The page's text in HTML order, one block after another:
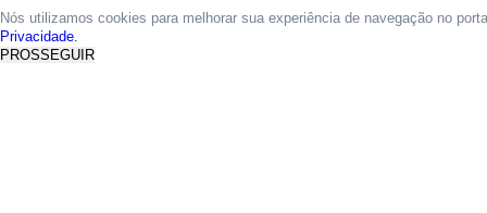
Nós utilizamos cookies para melhorar sua experiência de navegação no
Privacidade.
PROSSEGUIR